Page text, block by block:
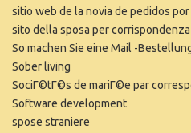
sitio web de la novia de pedidos
sito della sposa per
So machen Sie eine Mail -
Sober living
SociГ©tГ©s de mariГ©e par
Software development
spose straniere